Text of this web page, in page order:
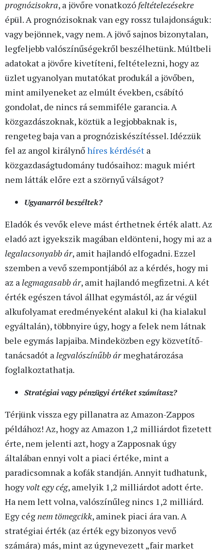
prognózisokra, a jövőre vonatkozó feltételezésekre
épül. A prognózisoknak van egy rossz tulajdonságuk:
vagy bejönnek, vagy nem. A jövő sajnos bizonytalan,
legfeljebb valószínűségekről beszélhetünk. Múltbeli
adatokat a jövőre kivetíteni, feltételezni, hogy az
üzlet ugyanolyan mutatókat produkál a jövőben,
mint amilyeneket az elmúlt években, csábító
gondolat, de nincs rá semmiféle garancia. A
közgazdászoknak, köztük a legjobbaknak is,
rengeteg baja van a prognóziskészítéssel. Idézzük
fel az angol királynőhíres kérdését a
közgazdaságtudomány tudósaihoz: maguk miért
nem látták előre ezt a szörnyű válságot?
Ugyanarról beszéltek?
Eladók és vevők eleve mást érthetnek érték alatt. Az
eladó azt igyekszik magában eldönteni, hogy mi az a
legalacsonyabb ár, amit hajlandó elfogadni. Ezzel
szemben a vevő szempontjából az a kérdés, hogy mi
az a legmagasabb ár, amit hajlandó megfizetni. A két
érték egészen távol állhat egymástól, az ár végül
alkufolyamat eredményeként alakul ki (ha kialakul
egyáltalán), többnyire úgy, hogy a felek nem látnak
bele egymás lapjaiba. Mindeközben egy közvetítő-
tanácsadót a legvalószínűbb ármeghatározása
foglalkoztathatja.
Stratégiai vagy pénzügyi értéket számítasz?
Térjünk vissza egy pillanatra az Amazon-Zappos
példához! Az, hogy az Amazon 1,2 milliárdot fizetett
érte, nem jelenti azt, hogy a Zapposnak úgy
általában ennyi volt a piaci értéke, mint a
paradicsomnak a kofák standján. Annyit tudhatunk,
hogyvoltegy cég, amelyik 1,2 milliárdot adott érte.
Ha nem lett volna, valószínűleg nincs 1,2 milliárd.
Egy cég nem tömegcikk, aminek piaci ára van. A
stratégiai érték (az érték egy bizonyos vevő
számára) más, mint az úgynevezett „fair market